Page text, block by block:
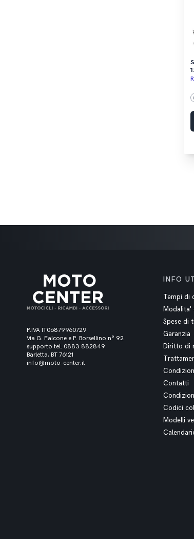
P.IVA IT06879960729
Via G. Falcone e P. Borsellino n° 92
supporto tel. 0883 882849
Barletta, BT 76121
info@moto-center.it
INFO
Tempi di
Modalita'
Spese di
Garanzia
Diritto di
Contatti
Codici
Modelli